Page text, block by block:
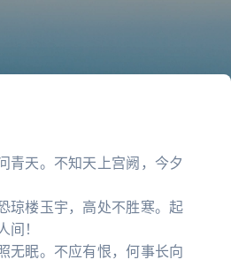
青天。不知天上宫阙，今夕
琼楼玉宇，高处不胜寒。起
！
无眠。不应有恨，何事长向